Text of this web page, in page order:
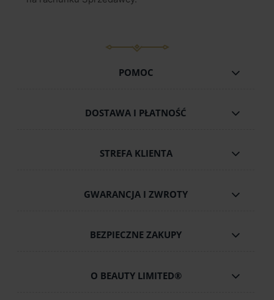
POMOC
DOSTAWA I PŁATNOŚĆ
STREFA KLIENTA
GWARANCJA I ZWROTY
BEZPIECZNE ZAKUPY
O BEAUTY LIMITED®